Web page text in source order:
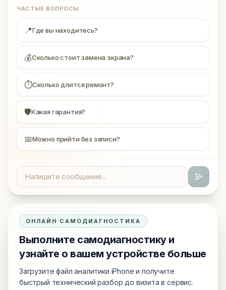
ЧАСТЫЕ ВОПРОСЫ
📍Где вы находитесь?
💰Сколько стоит замена экрана?
⏱Сколько длится ремонт?
🛡Какая гарантия?
📅Можно прийти без записи?
ОНЛАЙН САМОДИАГНОСТИКА
Выполните самодиагностику и
узнайте о вашем устройстве больше
Загрузите файл аналитики iPhone и получите
быстрый технический разбор до визита в сервис.